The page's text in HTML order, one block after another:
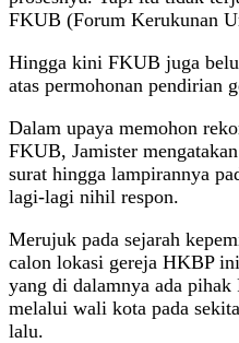
FKUB (Forum Kerukunan
Hingga kini FKUB juga
atas permohonan pendirian
Dalam upaya memohon
FKUB, Jamister
surat hingga lampirannya
lagi-lagi nihil respon.
Merujuk pada sejarah
calon lokasi gereja HKBP
yang di dalamnya ada
melalui wali kota pada
lalu.